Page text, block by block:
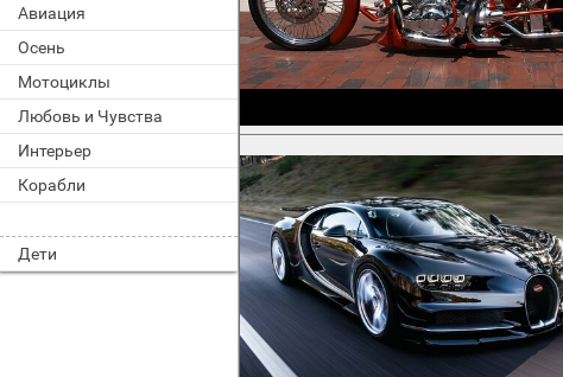
Авиация
Осень
Мотоциклы
Любовь и Чувства
Интерьер
Корабли
Дети